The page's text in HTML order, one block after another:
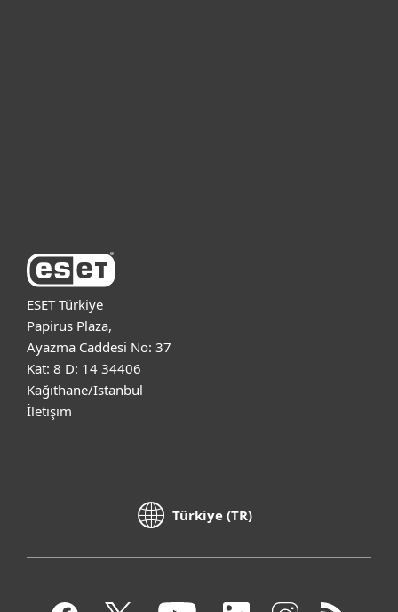
ESET Türkiye
Papirus Plaza,
Ayazma Caddesi No: 37
Kat: 8 D: 14 34406
Kağıthane/İstanbul
İletişim
Türkiye (TR)